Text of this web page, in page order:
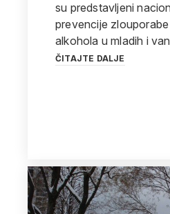
su predstavljeni
prevencije
alkohola u mladih i
ČITAJTE DALJE